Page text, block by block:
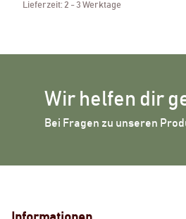
Lieferzeit: 2 - 3 Werktage
Wir helfen dir
Bei Fragen zu unseren